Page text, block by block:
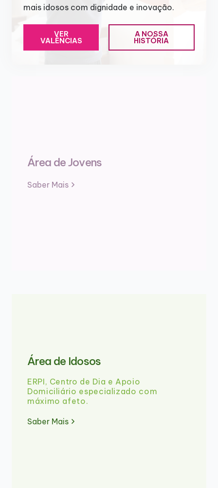
mais idosos com dignidade e inovação.
VER
VALÊNCIAS
A NOSSA
HISTÓRIA
Área de Jovens
Saber Mais
Área de Idosos
ERPI, Centro de Dia e Apoio
Domiciliário especializado com
máximo afeto.
Saber Mais